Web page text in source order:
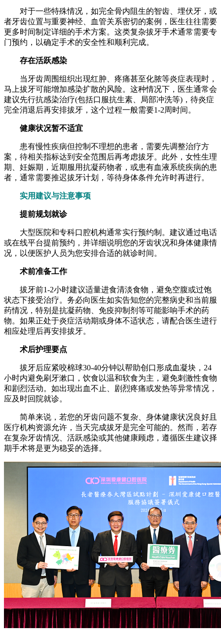
对于一些特殊情况，如完全骨内阻生的智齿、埋伏牙，或
者牙齿位置与重要神经、血管关系密切的案例，医生往往需要
更多时间制定详细的手术方案。这类复杂拔牙手术通常需要专
门预约，以确定手术的安全性和顺利完成。
存在活跃感染
当牙齿周围组织出现红肿、疼痛甚至化脓等炎症表现时，
马上拔牙可能增加感染扩散的风险。这种情况下，医生通常会
建议先行抗感染治疗(包括口服抗生素、局部冲洗等)，待炎症
完全消退后再安排拔牙，这个过程一般需要1-2周时间。
健康状况暂不适宜
患有慢性疾病但控制不理想的患者，需要先调整治疗方
案，待相关指标达到安全范围后再考虑拔牙。此外，女性生理
期、妊娠期，近期服用抗凝药物者，或患有血液系统疾病的患
者，通常需要推迟拔牙计划，等待身体条件允许时再进行。
实用建议与注意事项
提前规划就诊
大型医院和专科口腔机构通常实行预约制。建议通过电话
或在线平台提前预约，并详细说明您的牙齿状况和身体健康情
况，以便医护人员为您安排合适的就诊时间。
术前准备工作
拔牙前1-2小时建议适量进食清淡食物，避免空腹或过饱
状态下接受治疗。务必向医生如实告知您的完整病史和当前服
药情况，特别是抗凝药物、免疫抑制剂等可能影响手术的药
物。如果正处于炎症活动期或身体不适状态，请配合医生进行
相应处理后再安排拔牙。
术后护理要点
拔牙后应紧咬棉球30-40分钟以帮助创口形成血凝块，24
小时内避免刷牙漱口，饮食以温和软食为主，避免刺激性食物
和剧烈活动。如出现出血不止、剧烈疼痛或发热等异常情况，
应及时回院就诊。
简单来说，若您的牙齿问题不复杂、身体健康状况良好且
医疗机构资源允许，当天完成拔牙是完全可能的。然而，若存
在复杂牙齿情况、活跃感染或其他健康顾虑，遵循医生建议择
期手术将是更为稳妥的选择。